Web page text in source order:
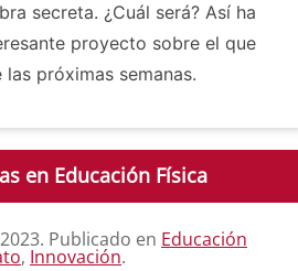
secreta. ¿Cuál será? Así ha
proyecto sobre el que
próximas semanas.
en Educación Física
. Publicado en Educación
, Innovación.